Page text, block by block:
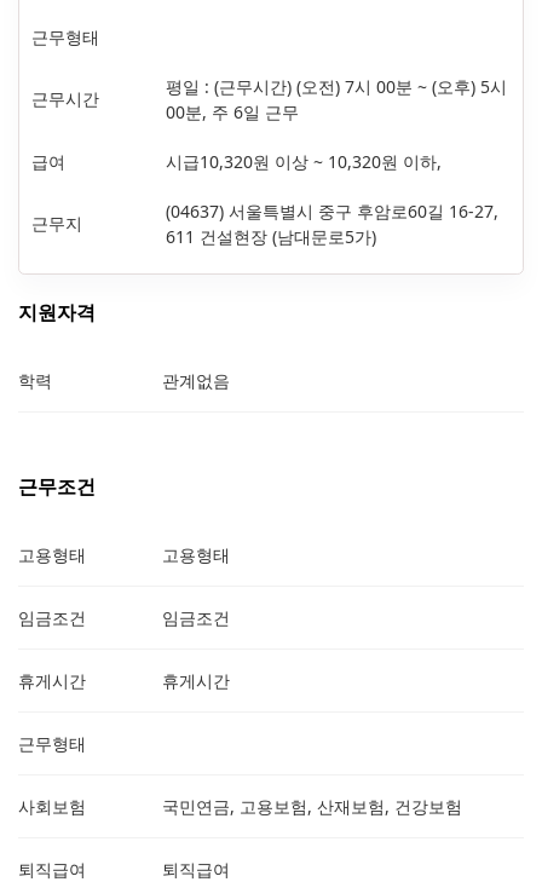
근무형태
근무시간
평일 : (근무시간) (오전) 7시 00분 ~ (오후) 5시
00분, 주 6일 근무
급여 시급10,320원 이상 ~ 10,320원 이하,
근무지
(04637) 서울특별시 중구 후암로60길 16-27,
611 건설현장 (남대문로5가)
지원자격
학력 관계없음
근무조건
고용형태 고용형태
임금조건 임금조건
휴게시간 휴게시간
근무형태
사회보험 국민연금, 고용보험, 산재보험, 건강보험
퇴직급여 퇴직급여